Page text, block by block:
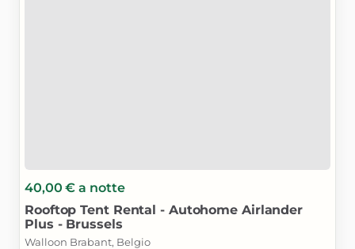
40,00 € a notte
Rooftop Tent Rental - Autohome Airlander
Plus - Brussels
Walloon Brabant, Belgio